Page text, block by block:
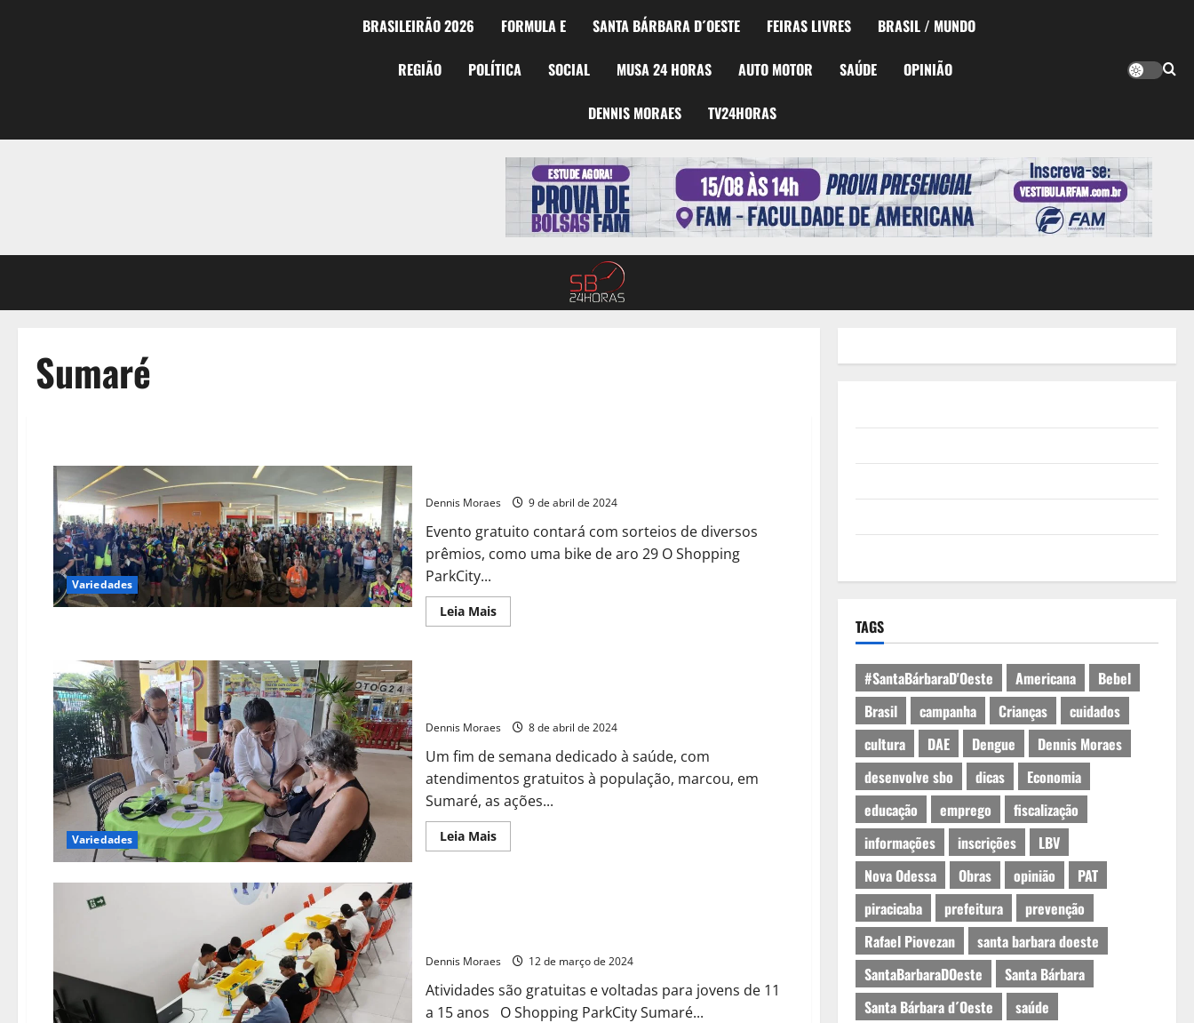
BRASILEIRÃO 2026 FORMULA E SANTA BÁRBARA D´OESTE FEIRAS LIVRES BRASIL / MUNDO
REGIÃO POLÍTICA SOCIAL MUSA 24 HORAS AUTO MOTOR SAÚDE OPINIÃO
DENNIS MORAES TV24HORAS
Sumaré
Variedades
Dennis Moraes 9 de abril de 2024
Evento gratuito contará com sorteios de diversos
prêmios, como uma bike de aro 29 O Shopping
ParkCity...
Leia Mais
Variedades
Dennis Moraes 8 de abril de 2024
Um fim de semana dedicado à saúde, com
atendimentos gratuitos à população, marcou, em
Sumaré, as ações...
Leia Mais
Dennis Moraes 12 de março de 2024
Atividades são gratuitas e voltadas para jovens de 11
a 15 anos O Shopping ParkCity Sumaré...
TAGS
#SantaBárbaraD'Oeste Americana
Bebel
Brasil
campanha Crianças
cuidados
cultura
DAE Dengue
Dennis Moraes
desenvolve sbo
dicas
Economia
educação
emprego
fiscalização
informações
inscrições
LBV
Nova Odessa
Obras opinião
PAT
piracicaba
prefeitura
prevenção
Rafael Piovezan
santa barbara doeste
SantaBarbaraDOeste
Santa Bárbara
Santa Bárbara d´Oeste
saúde